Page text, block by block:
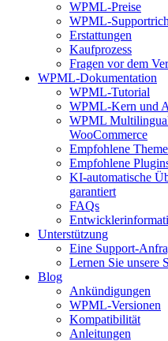
WPML-Preise
WPML-
Erstattungen
Kaufprozess
Fragen vor dem
WPML-Dokumentation
WPML-Tutorial
WPML-Kern und
WPML
WooCommerce
Empfohlene
Empfohlene
KI-automatische
garantiert
FAQs
Unterstützung
Eine Support-
Lernen Sie unsere
Blog
Ankündigungen
WPML-Versionen
Kompatibilität
Anleitungen